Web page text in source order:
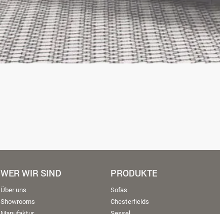
WER WIR SIND
Über uns
Showrooms
PRODUKTE
Sofas
Chesterfields